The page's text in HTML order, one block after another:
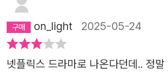
on_light 2025-05-24
넷플릭스 드라마로 나온다던데.. 정